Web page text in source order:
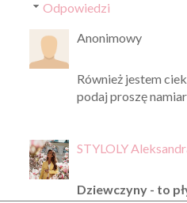
Odpowiedzi
Anonimowy
Również jestem
podaj proszę
STYLOLY
Dziewczyny - to